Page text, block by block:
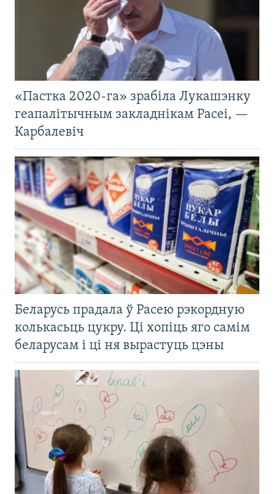
«Пастка 2020-га» зрабіла Лукашэнку
геапалітычным закладнікам Расеі, —
Карбалевіч
Беларусь прадала ў Расею рэкордную
колькасьць цукру. Ці хопіць яго самім
беларусам і ці ня вырастуць цэны